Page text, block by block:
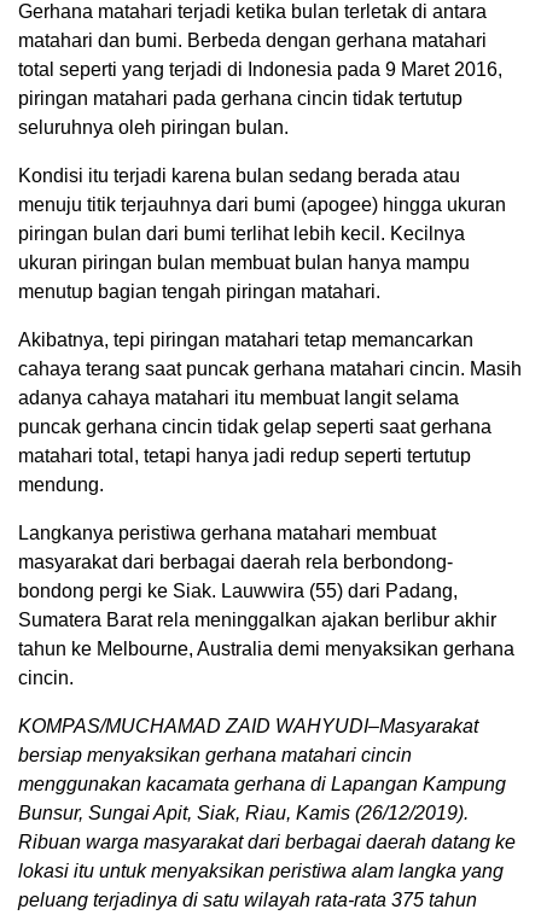
Gerhana matahari terjadi ketika bulan terletak di antara
matahari dan bumi. Berbeda dengan gerhana matahari
total seperti yang terjadi di Indonesia pada 9 Maret 2016,
piringan matahari pada gerhana cincin tidak tertutup
seluruhnya oleh piringan bulan.
Kondisi itu terjadi karena bulan sedang berada atau
menuju titik terjauhnya dari bumi (apogee) hingga ukuran
piringan bulan dari bumi terlihat lebih kecil. Kecilnya
ukuran piringan bulan membuat bulan hanya mampu
menutup bagian tengah piringan matahari.
Akibatnya, tepi piringan matahari tetap memancarkan
cahaya terang saat puncak gerhana matahari cincin. Masih
adanya cahaya matahari itu membuat langit selama
puncak gerhana cincin tidak gelap seperti saat gerhana
matahari total, tetapi hanya jadi redup seperti tertutup
mendung.
Langkanya peristiwa gerhana matahari membuat
masyarakat dari berbagai daerah rela berbondong-
bondong pergi ke Siak. Lauwwira (55) dari Padang,
Sumatera Barat rela meninggalkan ajakan berlibur akhir
tahun ke Melbourne, Australia demi menyaksikan gerhana
cincin.
KOMPAS/MUCHAMAD ZAID WAHYUDI–Masyarakat
bersiap menyaksikan gerhana matahari cincin
menggunakan kacamata gerhana di Lapangan Kampung
Bunsur, Sungai Apit, Siak, Riau, Kamis (26/12/2019).
Ribuan warga masyarakat dari berbagai daerah datang ke
lokasi itu untuk menyaksikan peristiwa alam langka yang
peluang terjadinya di satu wilayah rata-rata 375 tahun